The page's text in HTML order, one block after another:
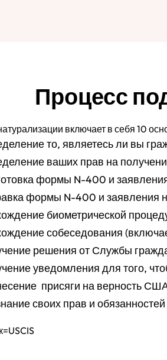
Процесс
включает в себя 10
то, являетесь ли вы
ваших прав на
формы N-400 и
формы N-400 и заявления
биометрической
собеседования
решения от Службы
уведомления для того,
присяги на верность
своих прав и